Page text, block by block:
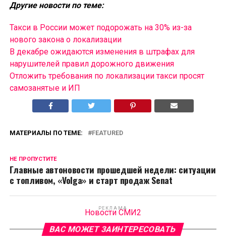
Другие новости по теме:
Такси в России может подорожать на 30% из-за
нового закона о локализации
В декабре ожидаются изменения в штрафах для
нарушителей правил дорожного движения
Отложить требования по локализации такси просят
самозанятые и ИП
МАТЕРИАЛЫ ПО ТЕМЕ: FEATURED
НЕ ПРОПУСТИТЕ
Главные автоновости прошедшей недели: ситуации
с топливом, «Volga» и старт продаж Senat
РЕКЛАМА
Новости СМИ2
ВАС МОЖЕТ ЗАИНТЕРЕСОВАТЬ